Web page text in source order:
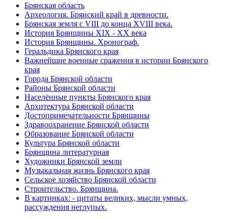
Брянская область
Археология. Брянский край в древности.
Брянская земля с VIII до конца XVIII века.
История Брянщины XIX - XX века
История Брянщины. Хронограф.
Геральдика Брянского края
Важнейшие военные сражения в истории Брянского
края
Города Брянской области
Районы Брянской области
Населённые пункты Брянского края
Архитектура Брянской области
Достопримечательности Брянщины
Здравоохранение Брянской области
Образование Брянской области
Культура Брянской области
Брянщина литературная
Художники Брянской земли
Музыкальная жизнь Брянского края
Сельское хозяйство Брянской области
Строительство. Брянщина.
В картинках: - цитаты великих, мысли умных,
рассуждения неглупых.